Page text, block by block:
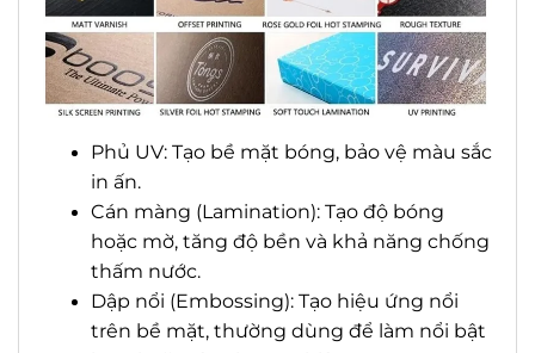
Phủ UV: Tạo bề mặt bóng, bảo vệ màu sắc
in ấn.
Cán màng (Lamination): Tạo độ bóng
hoặc mờ, tăng độ bền và khả năng chống
thấm nước.
Dập nổi (Embossing): Tạo hiệu ứng nổi
trên bề mặt, thường dùng để làm nổi bật